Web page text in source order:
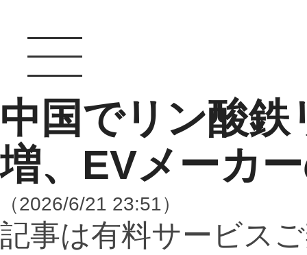
中国でリン酸
増、EVメーカ
（2026/6/21 23:51）
記事は有料サービス